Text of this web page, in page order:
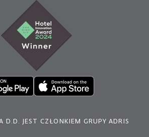
JEST CZŁONKIEM GRUPY ADRIS